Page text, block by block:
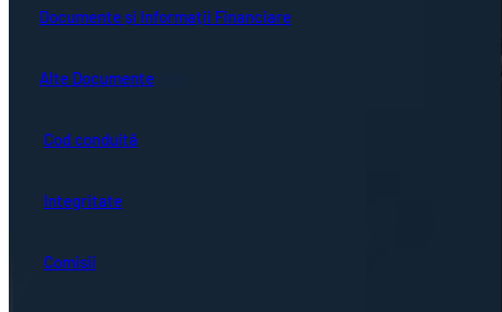
Guvernanță corporativă
Bistrița turistică
Evenimente locale
Hartă oraș
Ședințe online
Documente ședință
Hotărârile Consiliului Local
Concursuri
Proceduri de sistem
Cod conduită
Integritate
Comisii
Documente și Informații Financiare
Alte Documente